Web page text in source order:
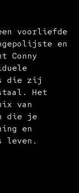
voorliefde
en
Conny
die zij
Het
van
die je
en
leven.